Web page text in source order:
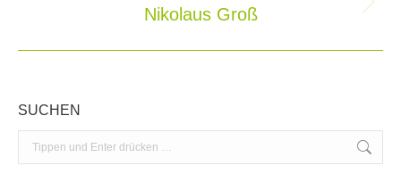
Nächster
Nikolaus Groß
SUCHEN